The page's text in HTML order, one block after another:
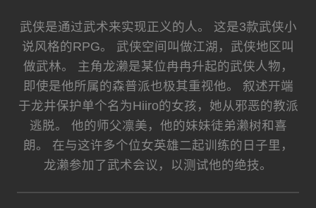
武侠是通过武术来实现正义的人。 这是3款武侠小
说风格的RPG。 武侠空间叫做江湖，武侠地区叫
做武林。 主角龙濑是某位冉冉升起的武侠人物，
即使是他所属的森普派也极其重视他。 叙述开端
于龙井保护单个名为Hiiro的女孩，她从邪恶的教派
逃脱。 他的师父凛美，他的妹妹徒弟濑树和喜
朗。 在与这许多个位女英雄二起训练的日子里，
龙濑参加了武术会议，以测试他的绝技。